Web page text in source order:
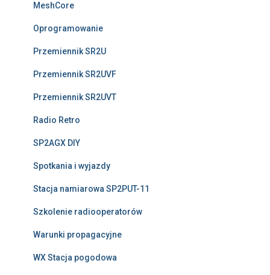
MeshCore
Oprogramowanie
Przemiennik SR2U
Przemiennik SR2UVF
Przemiennik SR2UVT
Radio Retro
SP2AGX DIY
Spotkania i wyjazdy
Stacja namiarowa SP2PUT-11
Szkolenie radiooperatorów
Warunki propagacyjne
WX Stacja pogodowa